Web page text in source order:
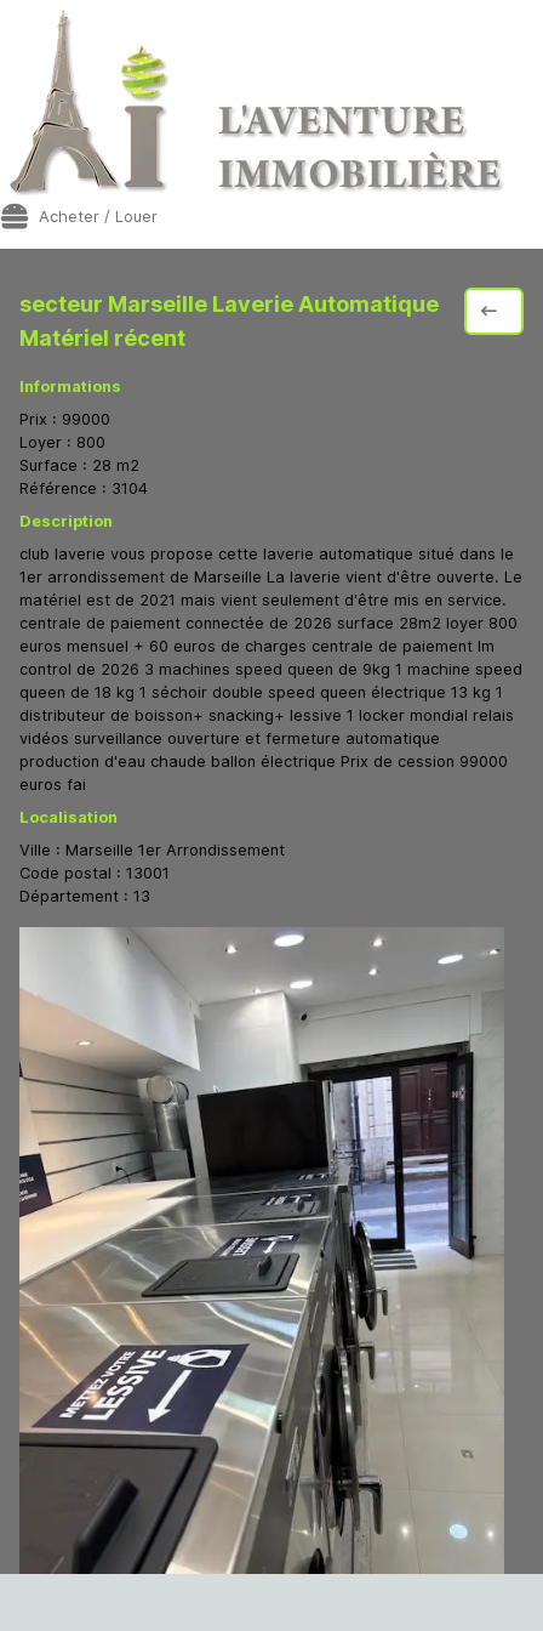
Acheter / Louer
secteur Marseille Laverie Automatique
Matériel récent
Informations
Prix : 99000
Loyer : 800
Surface : 28 m2
Référence : 3104
Description
club laverie vous propose cette laverie automatique situé dans le
1er arrondissement de Marseille La laverie vient d'être ouverte. Le
matériel est de 2021 mais vient seulement d'être mis en service.
centrale de paiement connectée de 2026 surface 28m2 loyer 800
euros mensuel + 60 euros de charges centrale de paiement lm
control de 2026 3 machines speed queen de 9kg 1 machine speed
queen de 18 kg 1 séchoir double speed queen électrique 13 kg 1
distributeur de boisson+ snacking+ lessive 1 locker mondial relais
vidéos surveillance ouverture et fermeture automatique
production d'eau chaude ballon électrique Prix de cession 99000
euros fai
Localisation
Ville : Marseille 1er Arrondissement
Code postal : 13001
Département : 13